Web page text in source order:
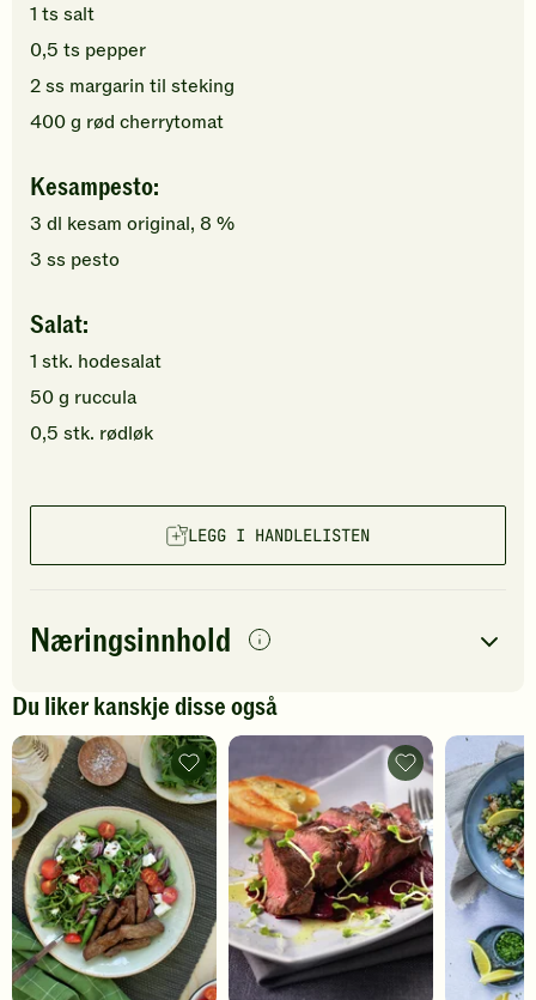
1 ts salt
0,5 ts pepper
2ss margarin til steking
400g rød cherrytomat
Kesampesto:
3 dl kesam original, 8 %
3 ss pesto
Salat:
1 stk. hodesalat
50g ruccula
0,5 stk. rødløk
LEGG I HANDLELISTEN
Næringsinnhold
per porsjon
Navn på
næringsstoffetantall
Energi 492kcal
Fett
26g
Protein
55g
Karbohydrater
8g
Du liker kanskje disse også
Rucculasalat
med
strimlet
biffkjøtt
legg
til
favoritter
Biff
med
råmarinerte
rødbeter
-
legg
til
favoritter